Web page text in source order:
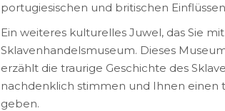
portugiesischen und britischen
Ein weiteres kulturelles Juwel, das Sie
Sklavenhandelsmuseum. Dieses
erzählt die traurige Geschichte des
nachdenklich stimmen und Ihnen einen
geben.